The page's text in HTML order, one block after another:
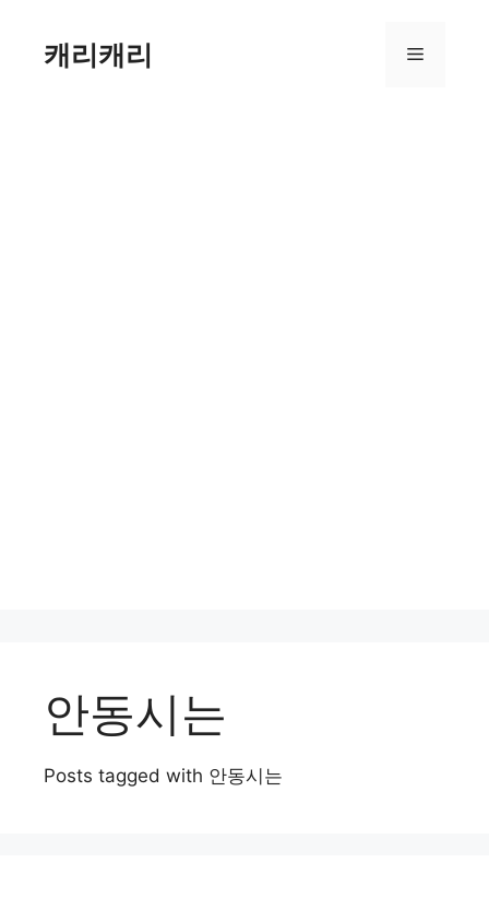
캐리캐리 메
안동시는
Posts tagged with 안동시는